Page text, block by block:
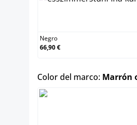
Negro
66,90 €
Color del marco: Marrón